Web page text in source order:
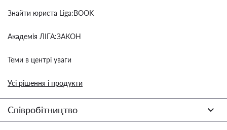
Знайти юриста Liga:BOOK
Академія ЛІГА:ЗАКОН
Теми в центрі уваги
Усі рішення і продукти
Співробітництво